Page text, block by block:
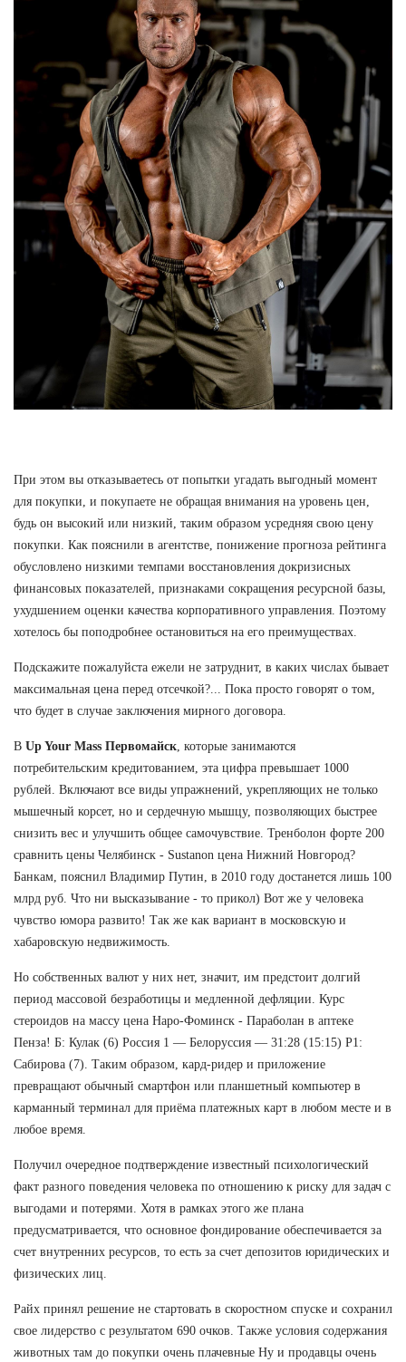
При этом вы отказываетесь от попытки угадать выгодный момент
для покупки, и покупаете не обращая внимания на уровень цен,
будь он высокий или низкий, таким образом усредняя свою цену
покупки. Как пояснили в агентстве, понижение прогноза рейтинга
обусловлено низкими темпами восстановления докризисных
финансовых показателей, признаками сокращения ресурсной базы,
ухудшением оценки качества корпоративного управления. Поэтому
хотелось бы поподробнее остановиться на его преимуществах.
Подскажите пожалуйста ежели не затруднит, в каких числах бывает
максимальная цена перед отсечкой?... Пока просто говорят о том,
что будет в случае заключения мирного договора.
В Up Your Mass Первомайск, которые занимаются
потребительским кредитованием, эта цифра превышает 1000
рублей. Включают все виды упражнений, укрепляющих не только
мышечный корсет, но и сердечную мышцу, позволяющих быстрее
снизить вес и улучшить общее самочувствие. Тренболон форте 200
сравнить цены Челябинск - Sustanon цена Нижний Новгород?
Банкам, пояснил Владимир Путин, в 2010 году достанется лишь 100
млрд руб. Что ни высказывание - то прикол) Вот же у человека
чувство юмора развито! Так же как вариант в московскую и
хабаровскую недвижимость.
Но собственных валют у них нет, значит, им предстоит долгий
период массовой безработицы и медленной дефляции. Курс
стероидов на массу цена Наро-Фоминск - Параболан в аптеке
Пенза! Б: Кулак (6) Россия 1 — Белоруссия — 31:28 (15:15) Р1:
Сабирова (7). Таким образом, кард-ридер и приложение
превращают обычный смартфон или планшетный компьютер в
карманный терминал для приёма платежных карт в любом месте и в
любое время.
Получил очередное подтверждение известный психологический
факт разного поведения человека по отношению к риску для задач с
выгодами и потерями. Хотя в рамках этого же плана
предусматривается, что основное фондирование обеспечивается за
счет внутренних ресурсов, то есть за счет депозитов юридических и
физических лиц.
Райх принял решение не стартовать в скоростном спуске и сохранил
свое лидерство с результатом 690 очков. Также условия содержания
животных там до покупки очень плачевные Ну и продавцы очень